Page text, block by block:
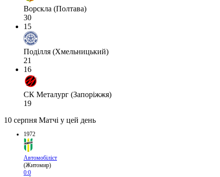
Ворскла (Полтава)
30
15
Поділля (Хмельницький)
21
16
СК Металург (Запоріжжя)
19
10 серпня Матчі у цей день
1972
Автомобіліст
(Житомир)
0:0